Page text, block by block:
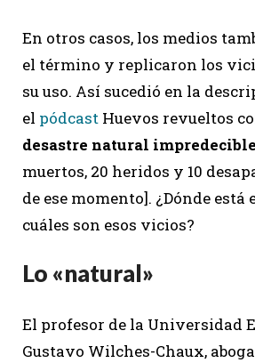
En otros casos, los medios
el término y replicaron los
su uso. Así sucedió en la
el pódcast Huevos revueltos
desastre natural impredecible
muertos, 20 heridos y 10
de ese momento]. ¿Dónde está
cuáles son esos vicios?
Lo «natural»
El profesor de la Universidad
Gustavo Wilches-Chaux,